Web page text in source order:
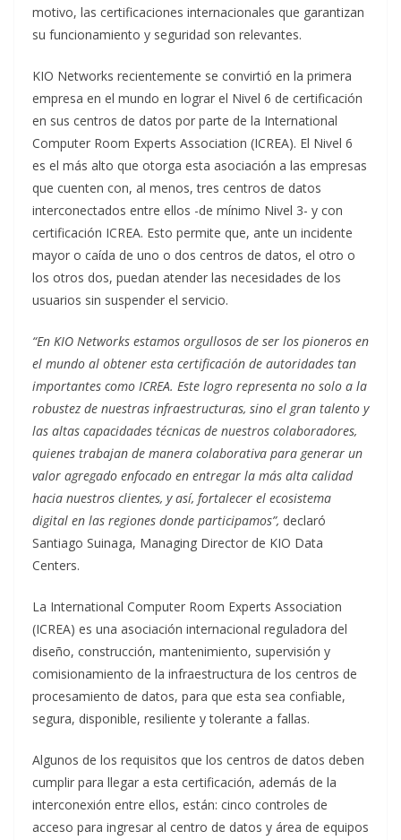
motivo, las certificaciones internacionales que garantizan
su funcionamiento y seguridad son relevantes.
KIO Networks recientemente se convirtió en la primera
empresa en el mundo en lograr el Nivel 6 de certificación
en sus centros de datos por parte de la International
Computer Room Experts Association (ICREA). El Nivel 6
es el más alto que otorga esta asociación a las empresas
que cuenten con, al menos, tres centros de datos
interconectados entre ellos -de mínimo Nivel 3- y con
certificación ICREA. Esto permite que, ante un incidente
mayor o caída de uno o dos centros de datos, el otro o
los otros dos, puedan atender las necesidades de los
usuarios sin suspender el servicio.
“En KIO Networks estamos orgullosos de ser los pioneros en
el mundo al obtener esta certificación de autoridades tan
importantes como ICREA. Este logro representa no solo a la
robustez de nuestras infraestructuras, sino el gran talento y
las altas capacidades técnicas de nuestros colaboradores,
quienes trabajan de manera colaborativa para generar un
valor agregado enfocado en entregar la más alta calidad
hacia nuestros clientes, y así, fortalecer el ecosistema
digital en las regiones donde participamos”, declaró
Santiago Suinaga, Managing Director de KIO Data
Centers.
La International Computer Room Experts Association
(ICREA) es una asociación internacional reguladora del
diseño, construcción, mantenimiento, supervisión y
comisionamiento de la infraestructura de los centros de
procesamiento de datos, para que esta sea confiable,
segura, disponible, resiliente y tolerante a fallas.
Algunos de los requisitos que los centros de datos deben
cumplir para llegar a esta certificación, además de la
interconexión entre ellos, están: cinco controles de
acceso para ingresar al centro de datos y área de equipos